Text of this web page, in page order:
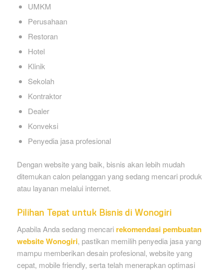
UMKM
Perusahaan
Restoran
Hotel
Klinik
Sekolah
Kontraktor
Dealer
Konveksi
Penyedia jasa profesional
Dengan website yang baik, bisnis akan lebih mudah
ditemukan calon pelanggan yang sedang mencari produk
atau layanan melalui internet.
Pilihan Tepat untuk Bisnis di Wonogiri
Apabila Anda sedang mencari rekomendasi pembuatan
website Wonogiri, pastikan memilih penyedia jasa yang
mampu memberikan desain profesional, website yang
cepat, mobile friendly, serta telah menerapkan optimasi